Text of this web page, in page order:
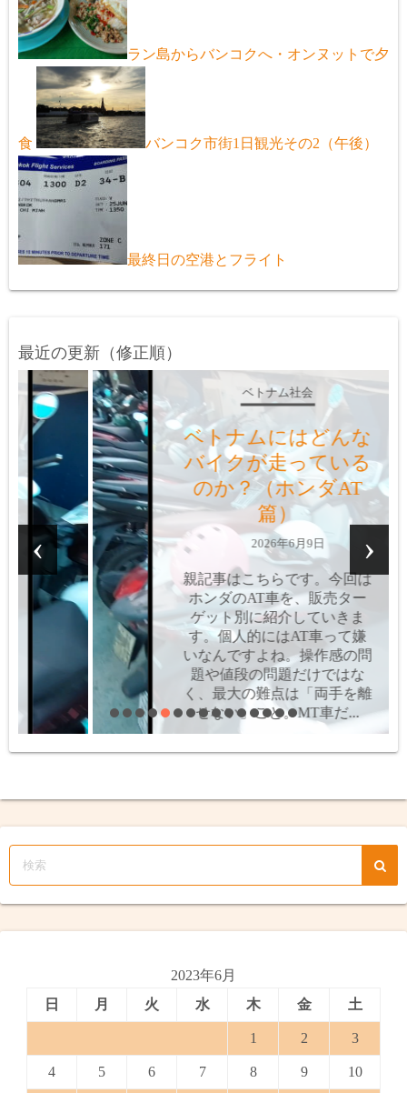
ラン島からバンコクへ・オンヌットで夕
食 バンコク市街1日観光その2（午後）
最終日の空港とフライト
最近の更新（修正順）
読書
2026年4月の読書記録
2026年5月3日
4月はノンフィクション 5
冊、フィクション5冊で合計
10冊。まんが3冊を加えて13
冊でした。 ノンフィクショ
ン（5冊）
『古代史紀行』
『室町戦国史紀行』／宮脇俊
三／扶...
‹ ›
2023年6月
日
月 火 水 木 金 土
1 2 3
4 5 6 7 8 9 10